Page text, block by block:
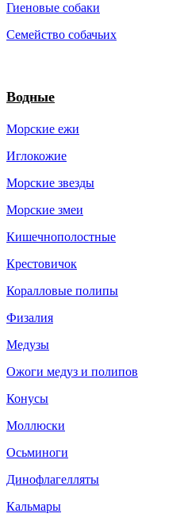
Гиеновые собаки
Семейство собачьих
Водные
Морские ежи
Иглокожие
Морские звезды
Морские змеи
Кишечнополостные
Крестовичок
Коралловые полипы
Физалия
Медузы
Ожоги медуз и полипов
Конусы
Моллюски
Осьминоги
Динофлагелляты
Кальмары